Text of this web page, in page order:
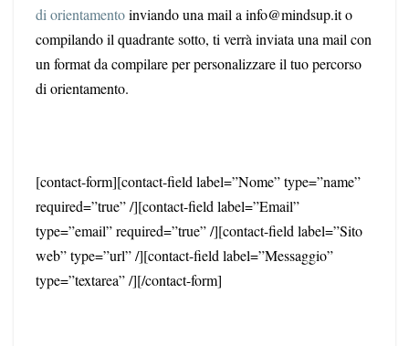
di orientamentoinviando una mail a info@mindsup.it o
compilando il quadrante sotto, ti verrà inviata una mail con
un format da compilare per personalizzare il tuo percorso
di orientamento.
[contact-form][contact-field label=”Nome” type=”name”
required=”true” /][contact-field label=”Email”
type=”email” required=”true” /][contact-field label=”Sito
web” type=”url” /][contact-field label=”Messaggio”
type=”textarea” /][/contact-form]